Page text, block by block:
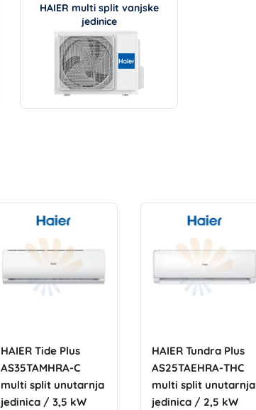
HAIER multi split vanjske
jedinice
HAIER Tide Plus
AS35TAMHRA-C
multi split unutarnja
jedinica / 3,5 kW
HAIER Tundra Plus
AS25TAEHRA-THC
multi split unutarnja
jedinica / 2,5 kW